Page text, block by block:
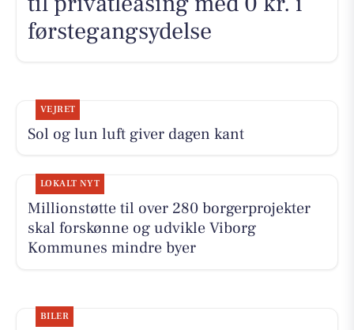
førstegangsydelse
VEJRET
Sol og lun luft giver dagen kant
LOKALT NYT
Millionstøtte til over 280 borgerprojekter
skal forskønne og udvikle Viborg
Kommunes mindre byer
BILER